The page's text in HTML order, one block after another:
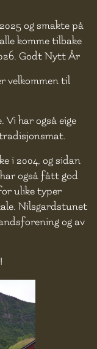
og smakte på
komme tilbake
Godt Nytt År
velkommen til
har også eige
i 2004, og sidan
også fått god
ulike typer
Nilsgardstunet
og av